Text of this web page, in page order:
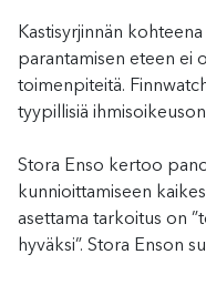
Kastisyrjinnän
parantamisen eteen ei
toimenpiteitä.
tyypillisiä
Stora Enso kertoo
kunnioittamiseen
asettama tarkoitus on
hyväksi”. Stora Enson